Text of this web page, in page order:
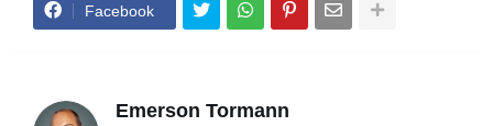
Facebook
Emerson Tormann